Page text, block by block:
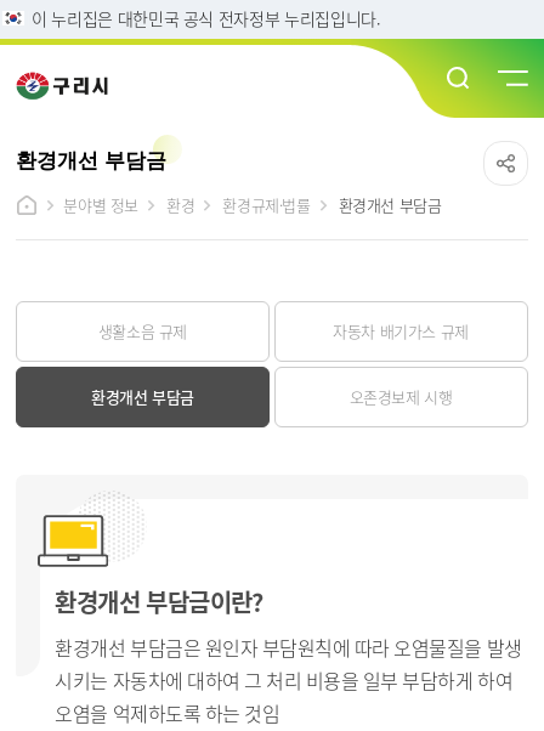
이 누리집은 대한민국 공식 전자정부 누리집입니다.
환경개선 부담금
분야별 정보
환경 환경규제·법률 환경개선 부담금
생활소음 규제 자동차 배기가스 규제
환경개선 부담금 오존경보제 시행
환경개선 부담금이란?
환경개선 부담금은 원인자 부담원칙에 따라 오염물질을 발생
시키는 자동차에 대하여 그 처리 비용을 일부 부담하게 하여
오염을 억제하도록 하는 것임